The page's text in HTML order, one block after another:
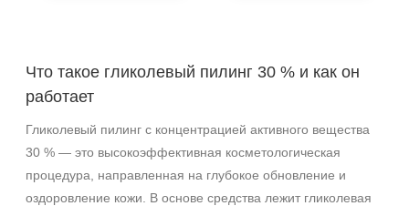
Что такое гликолевый пилинг 30 % и как он
работает
Гликолевый пилинг с концентрацией активного вещества
30 % — это высокоэффективная косметологическая
процедура, направленная на глубокое обновление и
оздоровление кожи. В основе средства лежит гликолевая